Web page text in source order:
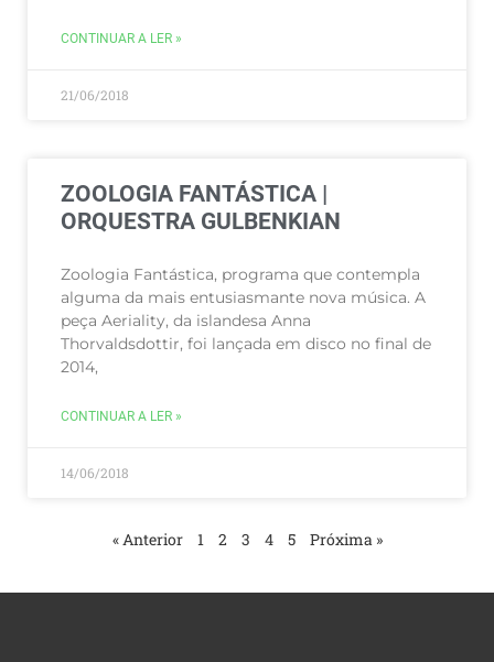
CONTINUAR A LER »
21/06/2018
ZOOLOGIA FANTÁSTICA |
ORQUESTRA GULBENKIAN
Zoologia Fantástica, programa que contempla
alguma da mais entusiasmante nova música. A
peça Aeriality, da islandesa Anna
Thorvaldsdottir, foi lançada em disco no final de
2014,
CONTINUAR A LER »
14/06/2018
« Anterior 1 2 3 4 5 Próxima »